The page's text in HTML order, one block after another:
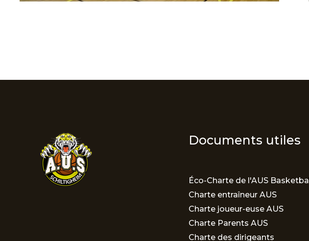
Documents utiles
Éco-Charte de l'AUS Basketball
Charte entraîneur AUS
Charte joueur-euse AUS
Charte Parents AUS
Charte des dirigeants